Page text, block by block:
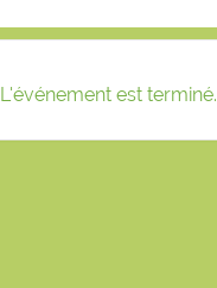
L'événement est terminé.